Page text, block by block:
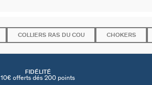
COLLIERS RAS DU COU CHOKERS
FIDÉLITÉ
10€ offerts dés 200 points